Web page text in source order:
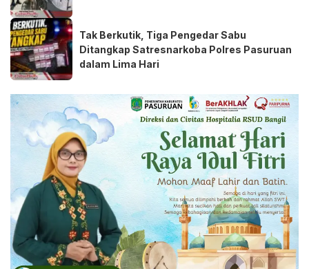
Tak Berkutik, Tiga Pengedar Sabu
Ditangkap Satresnarkoba Polres Pasuruan
dalam Lima Hari